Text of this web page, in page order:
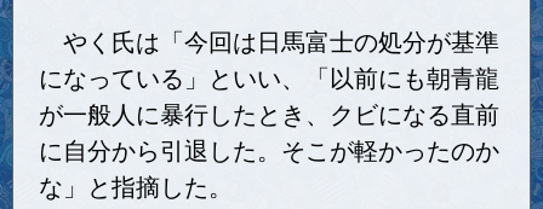
やく氏は「今回は日馬富士の処分が基準
になっている」といい、「以前にも朝青龍
が一般人に暴行したとき、クビになる直前
に自分から引退した。そこが軽かったのか
な」と指摘した。